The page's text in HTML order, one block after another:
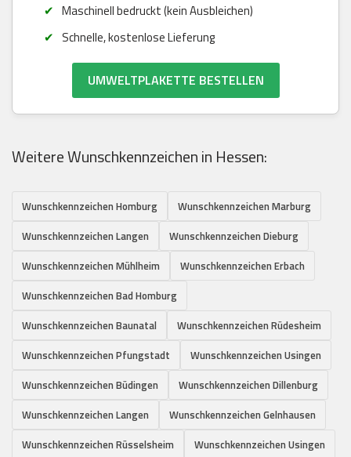
Maschinell bedruckt (kein Ausbleichen)
Schnelle, kostenlose Lieferung
UMWELTPLAKETTE BESTELLEN
Weitere Wunschkennzeichen in Hessen:
Wunschkennzeichen Homburg
Wunschkennzeichen Marburg
Wunschkennzeichen Langen
Wunschkennzeichen Dieburg
Wunschkennzeichen Mühlheim
Wunschkennzeichen Erbach
Wunschkennzeichen Bad Homburg
Wunschkennzeichen Baunatal
Wunschkennzeichen Rüdesheim
Wunschkennzeichen Pfungstadt
Wunschkennzeichen Usingen
Wunschkennzeichen Büdingen
Wunschkennzeichen Dillenburg
Wunschkennzeichen Langen
Wunschkennzeichen Gelnhausen
Wunschkennzeichen Rüsselsheim
Wunschkennzeichen Usingen